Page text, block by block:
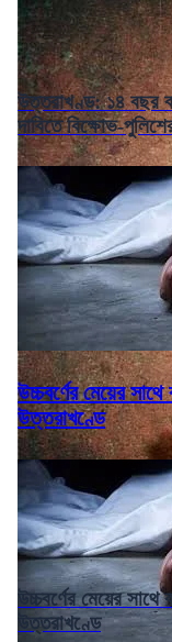
উত্তরাখণ্ড: ১৪ বছর
দাবিতে বিক্ষোভ-
উচ্চবর্ণের মেয়ের
উত্তরাখণ্ডে
উচ্চবর্ণের মেয়ের
উত্তরাখণ্ডে